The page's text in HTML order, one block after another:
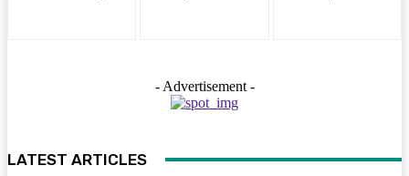
- Advertisement -
LATEST ARTICLES